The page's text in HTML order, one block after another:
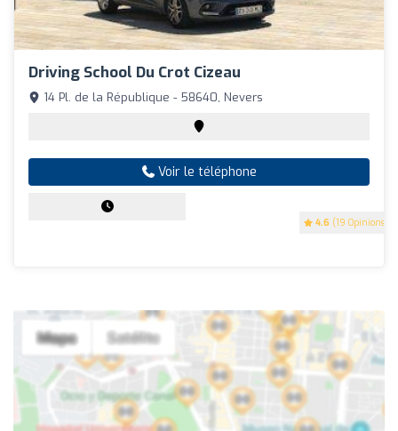
Driving School Du Crot Cizeau
4.6 (19 Opinions)
14 Pl. de la République - 58640, Nevers
Voir le téléphone